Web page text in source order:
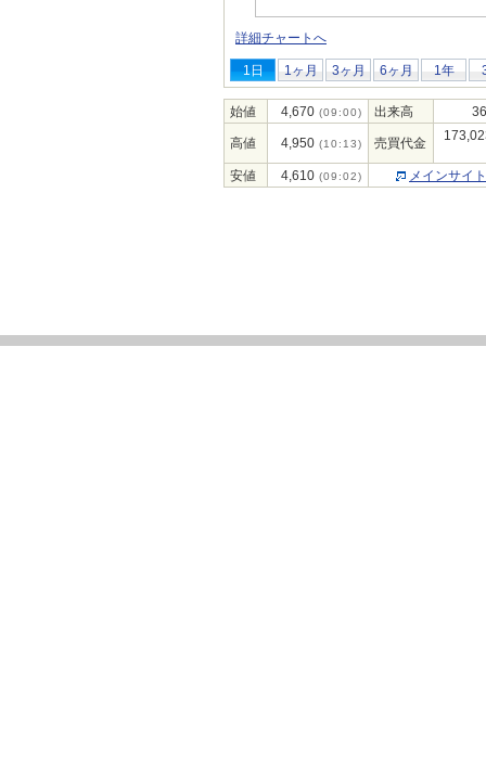
詳細チャートへ
1日 1ヶ月 3ヶ月 6ヶ月 1年
始値 4,670 (09:00) 出来高
高値 4,950 (10:13) 売買代金
安値 4,610 (09:02) メインサイ